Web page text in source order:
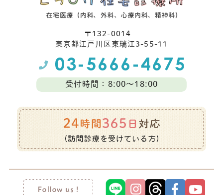
〒132-0014
東京都江⼾川区東瑞江3-55-11
受付時間：8:00～18:00